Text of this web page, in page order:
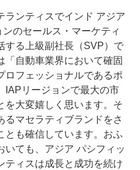
ンティスでインド アジア
のセールス・マーケティ
する上級副社長（SVP）で
「自動車業界において確固
ロフェッショナルであるポ
IAPリージョンで最大の市
を大変嬉しく思います。そ
るマセラティブランドをさ
とも確信しています。おふ
いても、アジア パシフィッ
ティスは成長と成功を続け